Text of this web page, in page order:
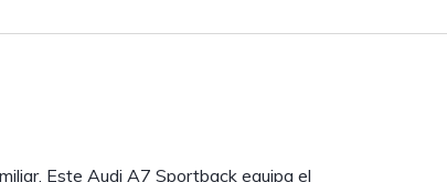
Este Audi A7 Sportback equipa el